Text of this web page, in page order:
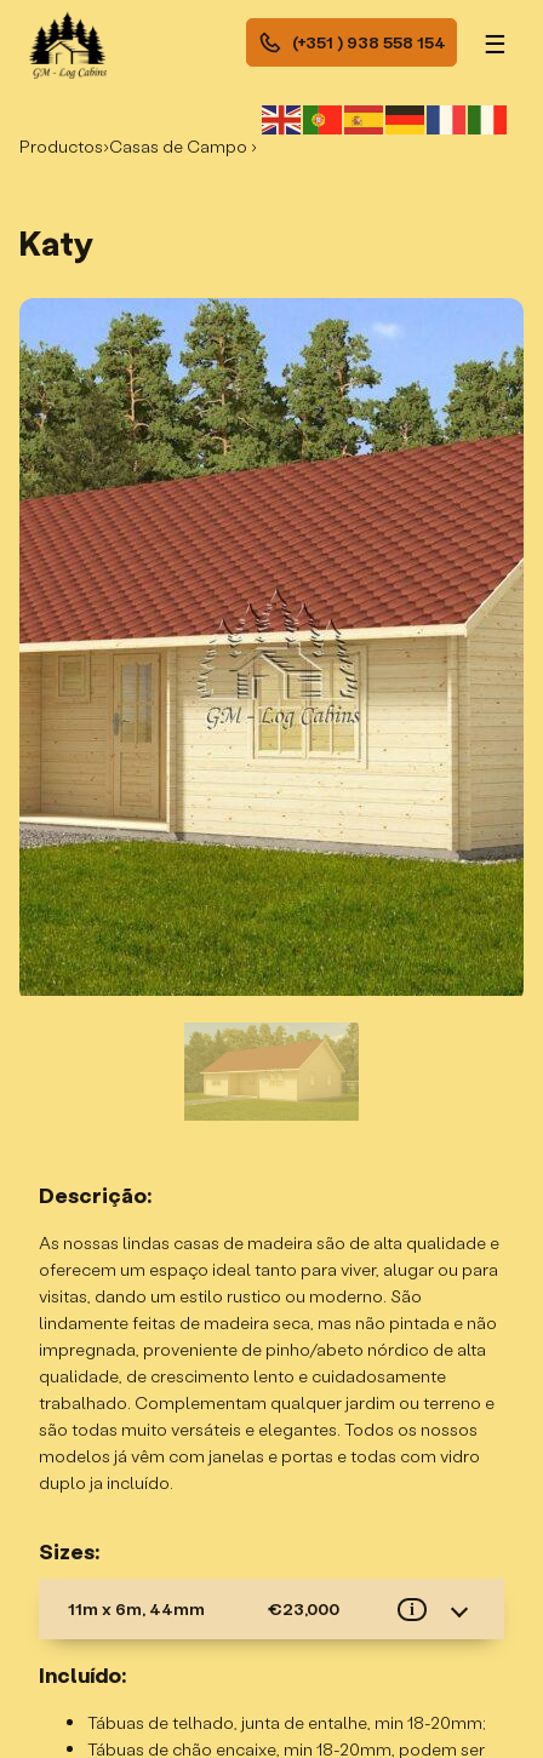
(+351 ) 938 558 154 ☰
Productos›Casas de Campo ›
Katy
Descrição:
As nossas lindas casas de madeira são de alta qualidade e
oferecem um espaço ideal tanto para viver, alugar ou para
visitas, dando um estilo rustico ou moderno. São
lindamente feitas de madeira seca, mas não pintada e não
impregnada, proveniente de pinho/abeto nórdico de alta
qualidade, de crescimento lento e cuidadosamente
trabalhado. Complementam qualquer jardim ou terreno e
são todas muito versáteis e elegantes. Todos os nossos
modelos já vêm com janelas e portas e todas com vidro
duplo ja incluído.
Sizes:
11m x 6m, 44mm i
€23,000
Especificações
Troncos de 44mm, duplo T&G, madeira de abeto;
Altura do cume – 4,26m;
Incluído:
Tábuas de telhado, junta de entalhe, min 18-20mm;
Tábuas de chão encaixe, min 18-20mm, podem ser